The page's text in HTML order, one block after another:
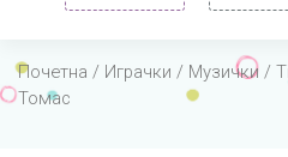
Почетна / Играчки / Музички /
Томас